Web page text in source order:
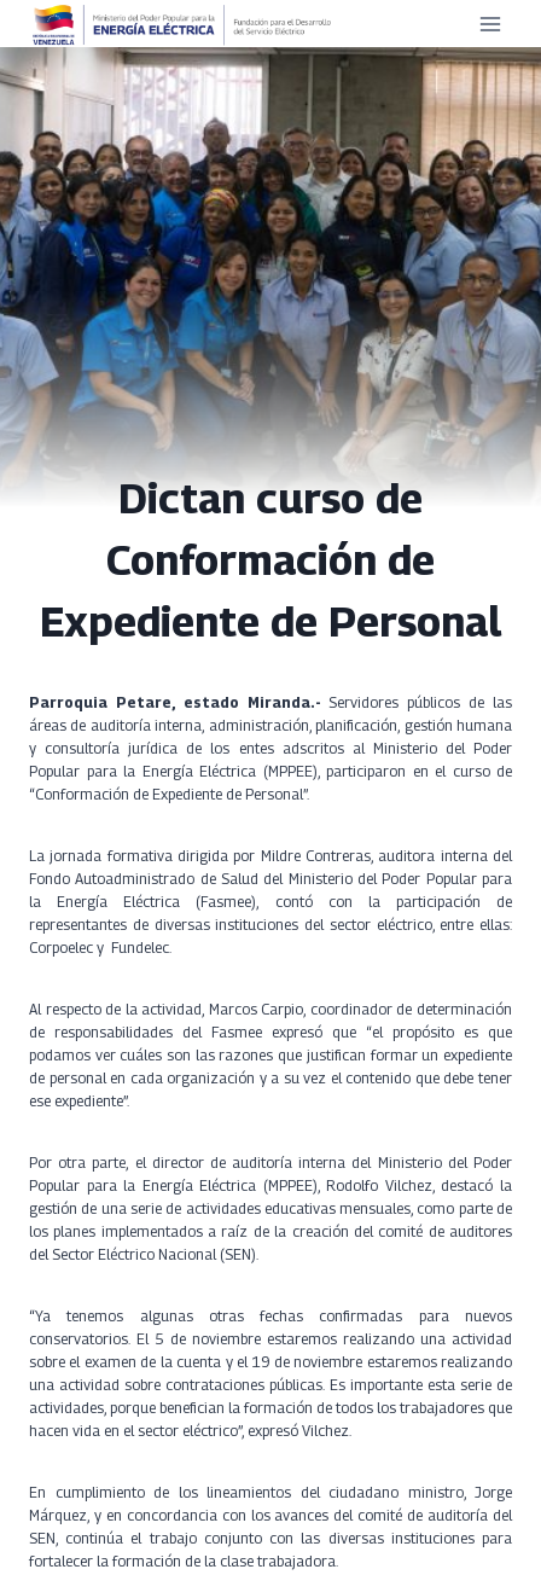
Saltar
contenido
Dictan curso de
Conformación de
Expediente de Personal
Parroquia Petare, estado Miranda.- Servidores públicos de las
áreas de auditoría interna, administración, planificación, gestión humana
y consultoría jurídica de los entes adscritos al Ministerio del Poder
Popular para la Energía Eléctrica (MPPEE), participaron en el curso de
“Conformación de Expediente de Personal”.
La jornada formativa dirigida por Mildre Contreras, auditora interna del
Fondo Autoadministrado de Salud del Ministerio del Poder Popular para
la Energía Eléctrica (Fasmee), contó con la participación de
representantes de diversas instituciones del sector eléctrico, entre ellas:
Corpoelec y Fundelec.
Al respecto de la actividad, Marcos Carpio, coordinador de determinación
de responsabilidades del Fasmee expresó que “el propósito es que
podamos ver cuáles son las razones que justifican formar un expediente
de personal en cada organización y a su vez el contenido que debe tener
ese expediente”.
Por otra parte, el director de auditoría interna del Ministerio del Poder
Popular para la Energía Eléctrica (MPPEE), Rodolfo Vilchez, destacó la
gestión de una serie de actividades educativas mensuales, como parte de
los planes implementados a raíz de la creación del comité de auditores
del Sector Eléctrico Nacional (SEN).
“Ya tenemos algunas otras fechas confirmadas para nuevos
conservatorios. El 5 de noviembre estaremos realizando una actividad
sobre el examen de la cuenta y el 19 de noviembre estaremos realizando
una actividad sobre contrataciones públicas. Es importante esta serie de
actividades, porque benefician la formación de todos los trabajadores que
hacen vida en el sector eléctrico”, expresó Vilchez.
En cumplimiento de los lineamientos del ciudadano ministro, Jorge
Márquez, y en concordancia con los avances del comité de auditoría del
SEN, continúa el trabajo conjunto con las diversas instituciones para
fortalecer la formación de la clase trabajadora.